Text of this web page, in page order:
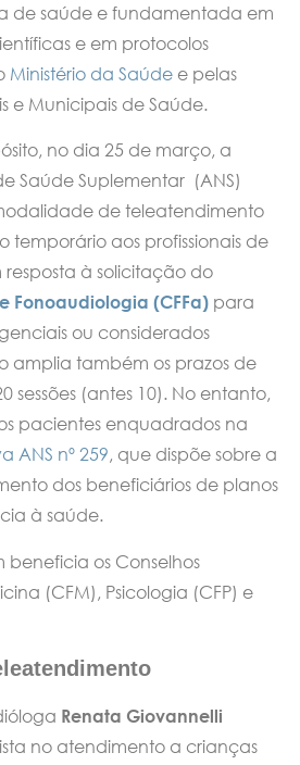
de saúde e fundamentada em
e em protocolos
Ministério da Saúde e pelas
e Municipais de Saúde.
no dia 25 de março, a
Saúde Suplementar (ANS)
de teleatendimento
temporário aos profissionais de
à solicitação do
Fonoaudiologia (CFFa) para
ou considerados
amplia também os prazos de
sessões (antes 10). No entanto,
pacientes enquadrados na
ANS nº 259, que dispõe sobre a
dos beneficiários de planos
à saúde.
os Conselhos
(CFM), Psicologia (CFP) e
Renata Giovannelli
no atendimento a crianças